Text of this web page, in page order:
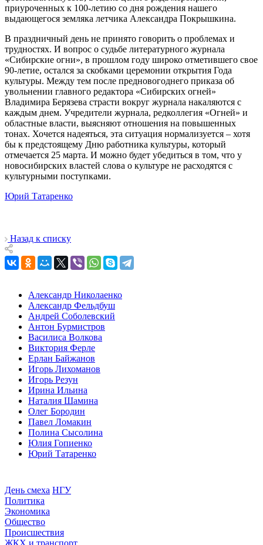
приуроченных к 100-летию со дня рождения нашего
выдающегося земляка летчика Александра Покрышкина.
В праздничный день не принято говорить о проблемах и
трудностях. И вопрос о судьбе литературного журнала
«Сибирские огни», в прошлом году широко отметившего свое
90-летие, остался за скобками церемонии открытия Года
культуры. Между тем после предновогоднего приказа об
увольнении главного редактора «Сибирских огней»
Владимира Берязева страсти вокруг журнала накаляются с
каждым днем. Учредители журнала, редколлегия «Огней» и
областные власти, выясняют отношения на повышенных
тонах. Хочется надеяться, эта ситуация нормализуется – хотя
бы к предстоящему Дню работника культуры, который
отмечается 25 марта. И можно будет убедиться в том, что у
новосибирских властей слова о культуре не расходятся с
культурными поступками.
Юрий Татаренко
Назад к списку
Александр Николаенко
Александр Фельдбуш
Андрей Соболевский
Антон Бурмистров
Василиса Волкова
Виктория Ферле
Ерлан Байжанов
Игорь Лихоманов
Игорь Резун
Ирина Ильина
Наталия Шамина
Олег Бородин
Павел Ломакин
Полина Сысолина
Юлия Гопиенко
Юрий Татаренко
День смеха НГУ
Политика
Экономика
Общество
Происшествия
ЖКХ и транспорт